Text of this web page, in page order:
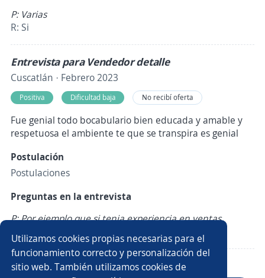
Utilizamos cookies propias necesarias para el
funcionamiento correcto y personalización del
sitio web. También utilizamos cookies de
P: Varias
R: Si
Entrevista para Vendedor detalle
Cuscatlán · Febrero 2023
Positiva Dificultad baja No recibí oferta
Fue genial todo bocabulario bien educada y amable y
respetuosa el ambiente te que se transpira es genial
Postulación
Postulaciones
Preguntas en la entrevista
P: Por ejemplo que si tenia experiencia en ventas